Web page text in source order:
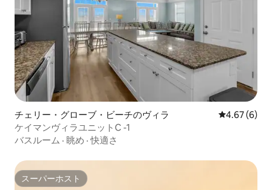
チェリー・グローブ・ビーチのヴィラ レビュー6
4.67 (6)
ケイマンヴィラユニットC -1
バスルーム · 眺め ·快適さ
スーパーホスト
スーパーホスト